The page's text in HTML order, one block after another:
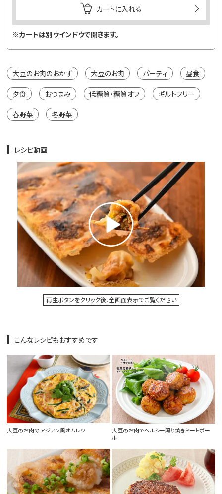
カートに入れる
※カートは別ウインドウで開きます。
大豆のお肉のおかず 大豆のお肉 パーティ 昼食
夕食 おつまみ 低糖質・糖質オフ ギルトフリー
春野菜 冬野菜
レシピ動画
再生ボタンをクリック後、全画面表示でご覧ください
こんなレシピもおすすめです
大豆のお肉のアジアン風オムレツ
大豆のお肉でヘルシー照り焼きミートボー
ル